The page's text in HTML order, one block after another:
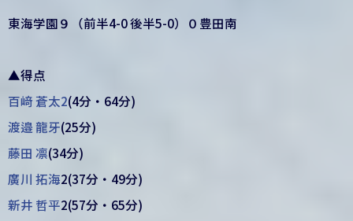
東海学園９（前半4-0 後半5-0）０豊田南
▲得点
百﨑 蒼太2(4分・64分)
渡邉 龍牙(25分)
藤田 凛(34分)
廣川 拓海2(37分・49分)
新井 哲平2(57分・65分)